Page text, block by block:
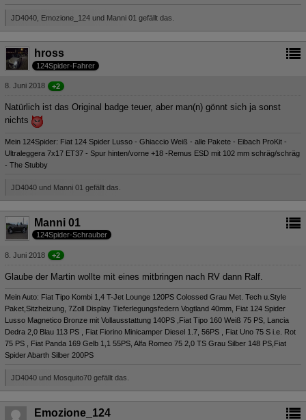
JD4040, Emozione_124 und Manni 01 gefällt das.
hross
124Spider-Fahrer
8. Juni 2018 +2
Natürlich ist das Original badge teuer, aber man(n) gönnt sich ja sonst
nichts
Mein 124Spider: Fiat 124 Spider Lusso - Ghiaccio Weiß - alle Pakete - Eibach ProKit -
Ultraleggera 7x17 ET37 - Spur hinten/vorne +18 -Remus ESD mit 102 mm schräg/schräg
- The Stubby
JD4040 und Manni 01 gefällt das.
Manni 01
124Spider-Schrauber
8. Juni 2018 +2
Glaube der Martin wollte mit eines mitbringen nach RV dann Ralf.
Mein Auto: Fiat Tipo Kombi 1,4 T-Jet Lounge 120PS Colossed Grau Met. Tech u.Style
Paket,Sitzheizung, 7Zoll Display Tieferlegungsfedern Vogtland 40mm, Fiat 124 Spider
Lusso Magnetico Bronze mit Vollausstattung 140PS ,Fiat Tipo 160 Weiß 75 PS, Lancia
Dedra 2,0 Blau 113 PS , Fiat Fiorino Minicamper Diesel 1.7, 56PS , Fiat Uno 75 S i.e. Rot
75 PS , Fiat Panda 169 Gelb 1,1 55PS, Alfa Romeo 75 2,0 TS Grau Silber 148 PS,Fiat
Spider Abarth Silber 200PS
JD4040 und Mosquito70 gefällt das.
Emozione_124